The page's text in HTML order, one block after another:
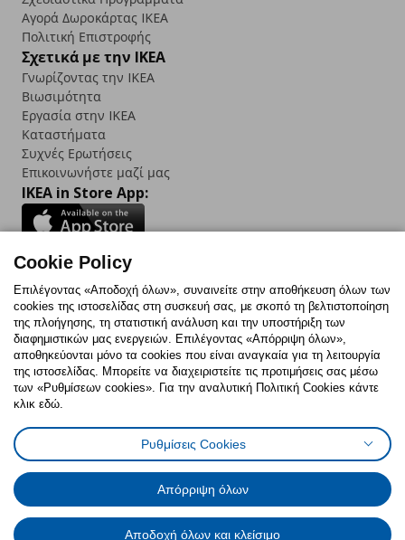
Αγορά Δωρoκάρτας IKEA
Πολιτική Επιστροφής
Σχετικά με την IKEA
Γνωρίζοντας την IKEA
Βιωσιμότητα
Εργασία στην IKEA
Καταστήματα
Συχνές Ερωτήσεις
Επικοινωνήστε μαζί μας
IKEA in Store App:
Follow us:
FacebookInstagram
TikTokYoutubePinterestTwitter
Πολιτική CookiesΔήλωση ψηφιακής προσβασιμότητας
Ρυθμίσεις cookiesΌροι Χρήσης
Γενική Πολιτική Προσωπικών Δεδομένων
Πολιτική Προσωπικών Δεδομένων για ΙΚΕΑ.gr
Κώδικας Καταναλωτικής Δεοντολογίας
Cookie Policy
Επιλέγοντας «Αποδοχή όλων», συναινείτε στην αποθήκευση όλων των
cookies της ιστοσελίδας στη συσκευή σας, με σκοπό τη βελτιστοποίηση
της πλοήγησης, τη στατιστική ανάλυση και την υποστήριξη των
διαφημιστικών μας ενεργειών. Επιλέγοντας «Απόρριψη όλων»,
αποθηκεύονται μόνο τα cookies που είναι αναγκαία για τη λειτουργία
της ιστοσελίδας. Μπορείτε να διαχειριστείτε τις προτιμήσεις σας μέσω
των «Ρυθμίσεων cookies». Για την αναλυτική Πολιτική Cookies κάντε
κλικ εδώ.
Ρυθμίσεις Cookies
Απόρριψη όλων
Αποδοχή όλων και κλείσιμο